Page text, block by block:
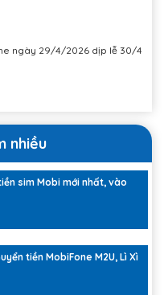
ngày 29/4/2026 dịp lễ 30/4
nhiều
sim Mobi mới nhất, vào
tiền MobiFone M2U, Lì Xì